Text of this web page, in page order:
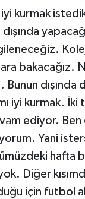
iyi kurmak
dışında
bakacağız.
dışında
iyi kurmak. İki
ediyor.
Yani
hafta
Diğer
için futbol